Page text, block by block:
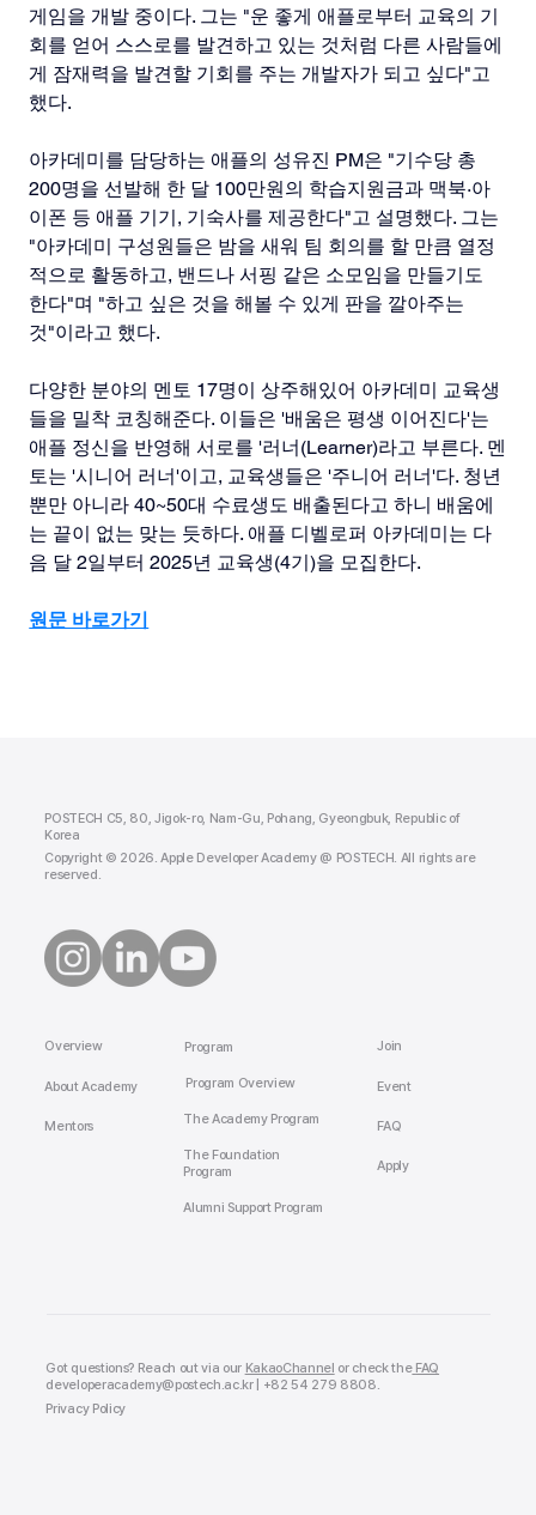
게임을 개발 중이다. 그는 "운 좋게 애플로부터 교육의 기
회를 얻어 스스로를 발견하고 있는 것처럼 다른 사람들에
게 잠재력을 발견할 기회를 주는 개발자가 되고 싶다"고
했다.
아카데미를 담당하는 애플의 성유진 PM은 "기수당 총
200명을 선발해 한 달 100만원의 학습지원금과 맥북·아
이폰 등 애플 기기, 기숙사를 제공한다"고 설명했다. 그는
"아카데미 구성원들은 밤을 새워 팀 회의를 할 만큼 열정
적으로 활동하고, 밴드나 서핑 같은 소모임을 만들기도
한다"며 "하고 싶은 것을 해볼 수 있게 판을 깔아주는
것"이라고 했다.
다양한 분야의 멘토 17명이 상주해있어 아카데미 교육생
들을 밀착 코칭해준다. 이들은 '배움은 평생 이어진다'는
애플 정신을 반영해 서로를 '러너(Learner)라고 부른다. 멘
토는 '시니어 러너'이고, 교육생들은 '주니어 러너'다. 청년
뿐만 아니라 40~50대 수료생도 배출된다고 하니 배움에
는 끝이 없는 맞는 듯하다. 애플 디벨로퍼 아카데미는 다
음 달 2일부터 2025년 교육생(4기)을 모집한다.
원문 바로가기
POSTECH C5, 80, Jigok-ro, Nam-Gu, Pohang, Gyeongbuk, Republic of
Korea
Copyright © 2026. Apple Developer Academy @ POSTECH. All rights are
reserved.
Overview
About Academy
Mentors
Program
Program Overview
The Academy Program
The Foundation
Program
Alumni Support Program
Join
Event
FAQ
Apply
Got questions? Reach out via our KakaoChannel or check the FAQ
developeracademy@postech.ac.kr | +82 54 279 8808.
Privacy Policy